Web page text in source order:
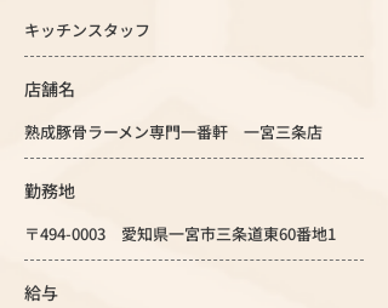
キッチンスタッフ
店舗名
熟成豚骨ラーメン専門一番軒 一宮三条店
勤務地
〒494-0003 愛知県一宮市三条道東60番地1
給与